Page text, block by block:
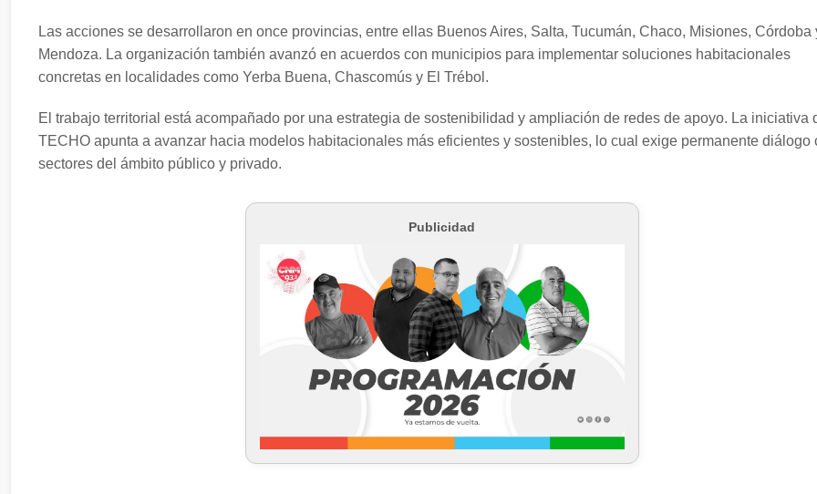
Las acciones se desarrollaron en once provincias, entre ellas Buenos Aires, Salta, Tucumán, Chaco, Misiones, Córdoba
Mendoza. La organización también avanzó en acuerdos con municipios para implementar soluciones habitacionales
concretas en localidades como Yerba Buena, Chascomús y El Trébol.
El trabajo territorial está acompañado por una estrategia de sostenibilidad y ampliación de redes de apoyo. La iniciativa
TECHO apunta a avanzar hacia modelos habitacionales más eficientes y sostenibles, lo cual exige permanente diálogo
sectores del ámbito público y privado.
Publicidad